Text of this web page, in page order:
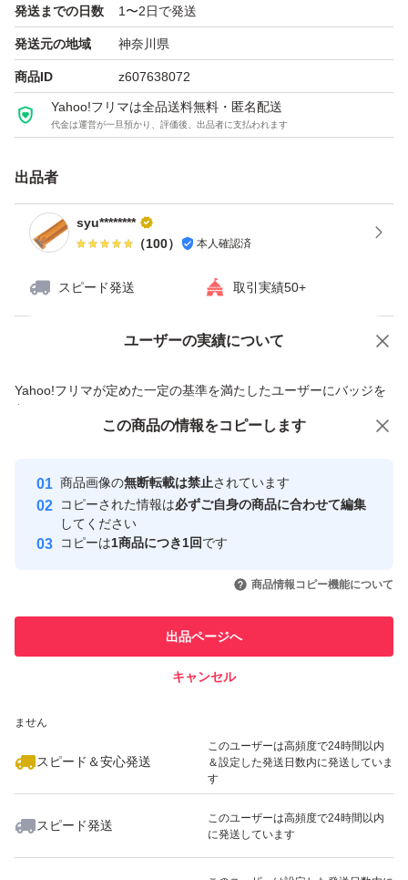
発送までの日数 1〜2日で発送
発送元の地域 神奈川県
商品ID z607638072
Yahoo!フリマは全品送料無料・匿名配送
代金は運営が一旦預かり、評価後、出品者に支払われます
出品者
syu********
（100） 本人確認済
スピード発送 取引実績50+
ユーザーの実績について
Yahoo!フリマが定めた一定の基準を満たしたユーザーにバッジを
付与しています
安心取引出品者
心・安全なユーザーです
取引実績
引を完了させた実績があります
での取引実績があります
ません
スピード＆安心発送
このユーザーは高頻度で24時間以内
＆設定した発送日数内に発送していま
す
スピード発送
このユーザーは高頻度で24時間以内
に発送しています
価格の相談 商品への質問
この商品の情報をコピーします
商品画像の無断転載は禁止されています
コピーされた情報は必ずご自身の商品に合わせて編集
してください
コピーは1商品につき1回です
商品情報コピー機能について
出品ページへ
キャンセル
この商品をみている人にオススメ
いいね！
32,000